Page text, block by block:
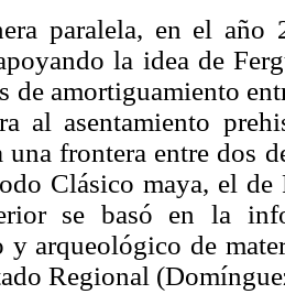
paralela, en el
la idea de
de amortiguamiento
al asentamiento
una frontera entre dos
Clásico maya, el
se basó en la
y arqueológico de
Regional